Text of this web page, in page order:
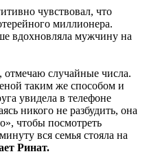
чувствовал, что
миллионера.
вдохновляла мужчину на
случайные числа.
таким же способом и
увидела в телефоне
никого не разбудить, она
чтобы посмотреть
вся семья стояла на
Ринат.